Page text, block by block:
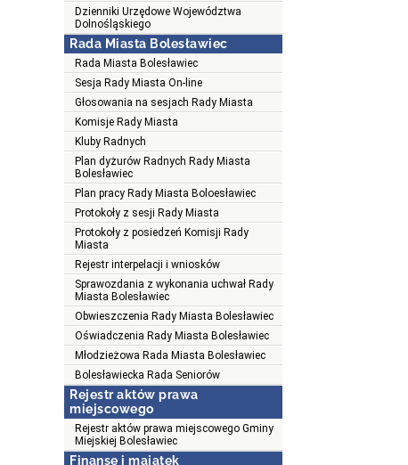
Dzienniki Urzędowe Województwa
Dolnośląskiego
Rada Miasta Bolesławiec
Rada Miasta Bolesławiec
Sesja Rady Miasta On-line
Głosowania na sesjach Rady Miasta
Komisje Rady Miasta
Kluby Radnych
Plan dyżurów Radnych Rady Miasta
Bolesławiec
Plan pracy Rady Miasta Boloesławiec
Protokoły z sesji Rady Miasta
Protokoły z posiedzeń Komisji Rady
Miasta
Rejestr interpelacji i wniosków
Sprawozdania z wykonania uchwał Rady
Miasta Bolesławiec
Obwieszczenia Rady Miasta Bolesławiec
Oświadczenia Rady Miasta Bolesławiec
Młodzieżowa Rada Miasta Bolesławiec
Bolesławiecka Rada Seniorów
Rejestr aktów prawa
miejscowego
Rejestr aktów prawa miejscowego Gminy
Miejskiej Bolesławiec
Finanse i majątek